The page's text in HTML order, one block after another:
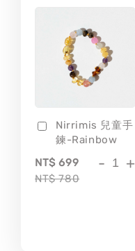
Nirrimis 兒童手
鍊-Rainbow
NT$ 699
NT$ 780
- +